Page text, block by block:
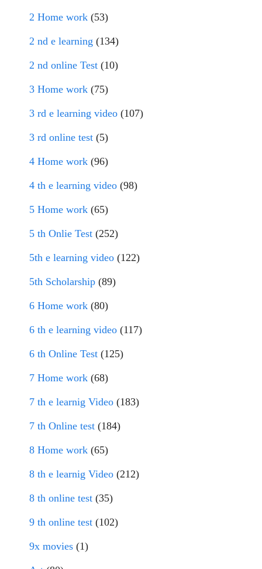
2 Home work (53)
2 nd e learning (134)
2 nd online Test (10)
3 Home work (75)
3 rd e learning video (107)
3 rd online test (5)
4 Home work (96)
4 th e learning video (98)
5 Home work (65)
5 th Onlie Test (252)
5th e learning video (122)
5th Scholarship (89)
6 Home work (80)
6 th e learning video (117)
6 th Online Test (125)
7 Home work (68)
7 th e learnig Video (183)
7 th Online test (184)
8 Home work (65)
8 th e learnig Video (212)
8 th online test (35)
9 th online test (102)
9x movies (1)